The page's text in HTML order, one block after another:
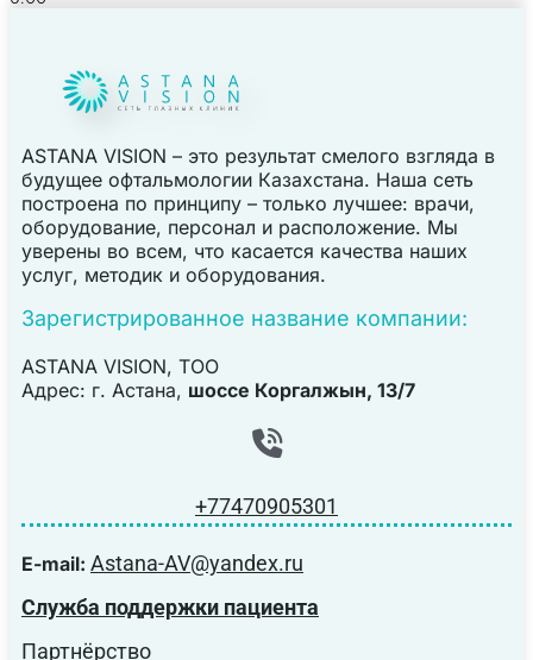
ASTANA VISION – это результат смелого взгляда в
будущее офтальмологии Казахстана. Наша сеть
построена по принципу – только лучшее: врачи,
оборудование, персонал и расположение. Мы
уверены во всем, что касается качества наших
услуг, методик и оборудования.
Зарегистрированное название компании:
ASTANA VISION, TOO
Адрес: г. Астана, шоссе Коргалжын, 13/7
+77470905301
E-mail: Astana-AV@yandex.ru
Служба поддержки пациента
Партнёрство